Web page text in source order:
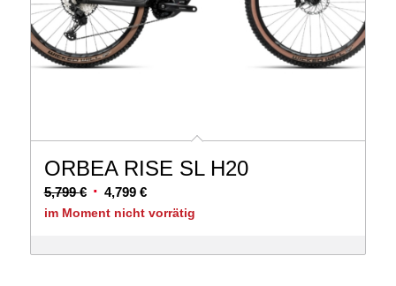
ORBEA RISE SL H20
5,799€ Ursprünglicher
Preis
5,799 €
4,799 €Aktueller
Preis
4,799 €.
im Moment nicht vorrätig